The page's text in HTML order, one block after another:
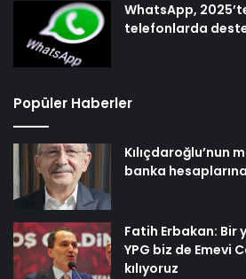
WhatsApp,
telefonlarda
Popüler Haberler
Kılıçdaroğlu’nun
banka
Fatih Erbakan: Bir
YPG biz de Emevi
kılıyoruz